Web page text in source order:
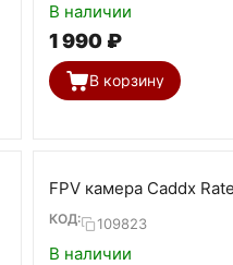
В наличии
1 990 ₽
В корзину
FPV камера Caddx
КОД: 109823
В наличии